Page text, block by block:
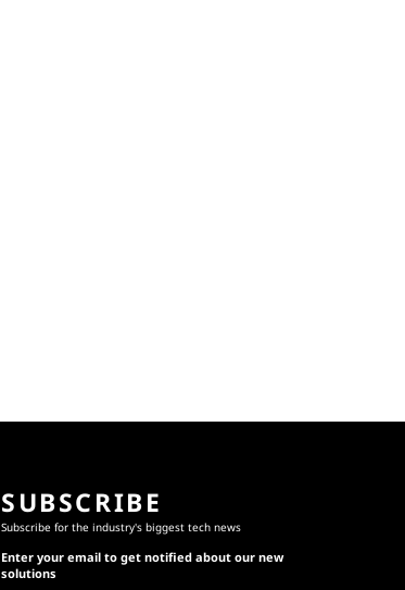
SUBSCRIBE
Subscribe for the industry's biggest tech news
Enter your email to get notified about our new
solutions